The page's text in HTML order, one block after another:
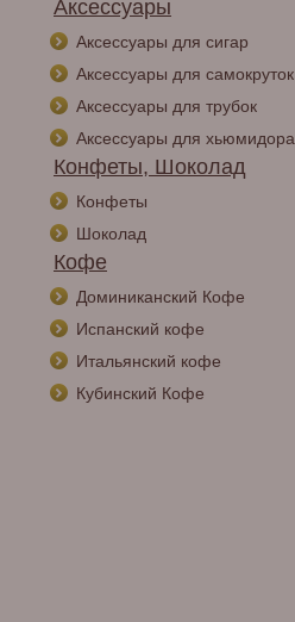
Аксессуары
Аксессуары для сигар
Аксессуары для самокруток
Аксессуары для трубок
Аксессуары для хьюмидора
Конфеты, Шоколад
Конфеты
Шоколад
Кофе
Доминиканский Кофе
Испанский кофе
Итальянский кофе
Кубинский Кофе